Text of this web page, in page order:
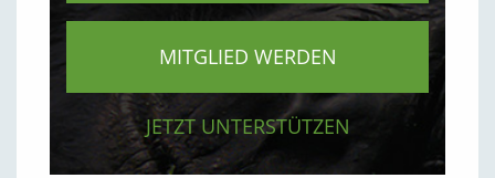
MITGLIED WERDEN
JETZT UNTERSTÜTZEN